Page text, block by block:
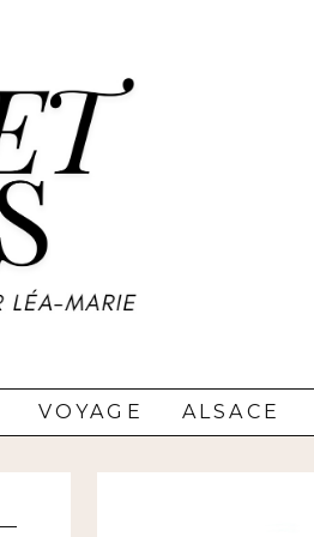
VOYAGE ALSACE